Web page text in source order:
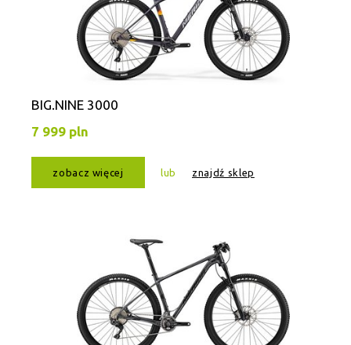
BIG.NINE 3000
7 999 pln
zobacz więcej lub znajdź sklep